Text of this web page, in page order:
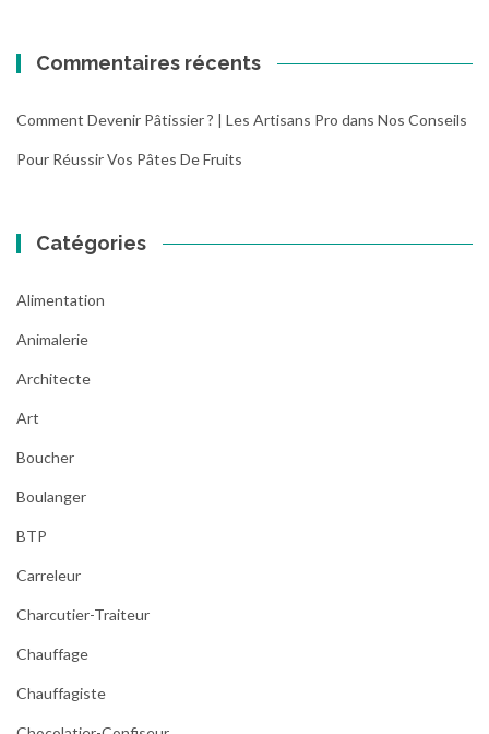
Commentaires récents
Comment Devenir Pâtissier ? | Les Artisans Pro dans Nos Conseils
Pour Réussir Vos Pâtes De Fruits
Catégories
Alimentation
Animalerie
Architecte
Art
Boucher
Boulanger
BTP
Carreleur
Charcutier-Traiteur
Chauffage
Chauffagiste